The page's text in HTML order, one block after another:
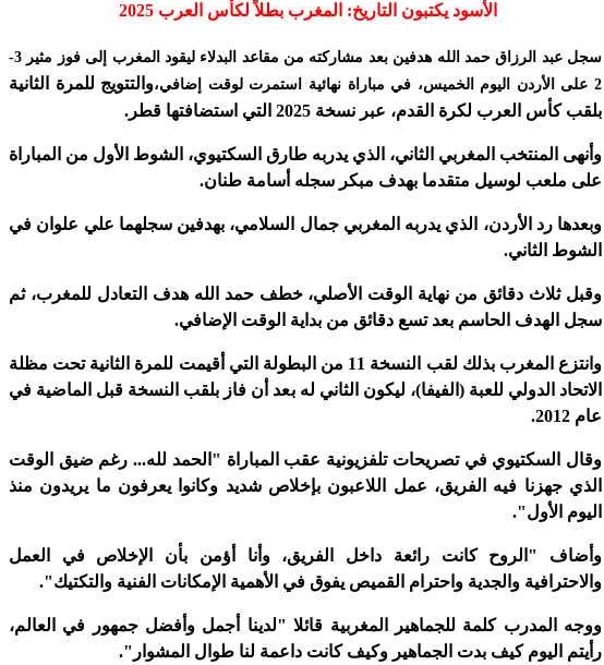
الأسود يكتبون التاريخ: المغرب بطلاً لكأس العرب 2025
سجل عبد الرزاق حمد الله هدفين بعد مشاركته من مقاعد البدلاء ليقود المغرب إلى فوز مثير 3-
2 على الأردن اليوم الخميس، في مباراة نهائية استمرت لوقت إضافي،
والتتويج للمرة الثانية
بلقب كأس العرب لكرة القدم، عبر نسخة 2025 التي استضافتها قطر.
وأنهى المنتخب المغربي الثاني، الذي يدربه طارق السكتيوي، الشوط الأول من المباراة
على ملعب لوسيل متقدما بهدف مبكر سجله أسامة طنان.
وبعدها رد الأردن، الذي يدربه المغربي جمال السلامي، بهدفين سجلهما علي علوان في
الشوط الثاني.
وقبل ثلاث دقائق من نهاية الوقت الأصلي، خطف حمد الله هدف التعادل للمغرب، ثم
سجل الهدف الحاسم بعد تسع دقائق من بداية الوقت الإضافي.
وانتزع المغرب بذلك لقب النسخة 11 من البطولة التي أقيمت للمرة الثانية تحت مظلة
الاتحاد الدولي للعبة (الفيفا)، ليكون الثاني له بعد أن فاز بلقب النسخة قبل الماضية في
عام 2012.
وقال السكتيوي في تصريحات تلفزيونية عقب المباراة "الحمد لله... رغم ضيق الوقت
الذي جهزنا فيه الفريق، عمل اللاعبون بإخلاص شديد وكانوا يعرفون ما يريدون منذ
اليوم الأول".
وأضاف "الروح كانت رائعة داخل الفريق، وأنا أؤمن بأن الإخلاص في العمل
والاحترافية والجدية واحترام القميص يفوق في الأهمية الإمكانات الفنية والتكتيك".
ووجه المدرب كلمة للجماهير المغربية قائلا "لدينا أجمل وأفضل جمهور في العالم،
رأيتم اليوم كيف بدت الجماهير وكيف كانت داعمة لنا طوال المشوار".